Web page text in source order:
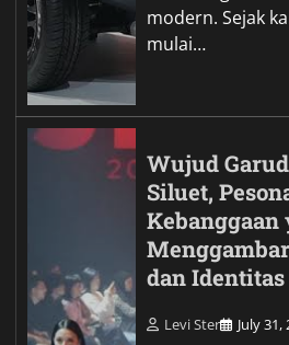
modern. Sejak
mulai…
Wujud
Siluet,
Kebanggaan
dan Identitas
Levi Ster July 31,